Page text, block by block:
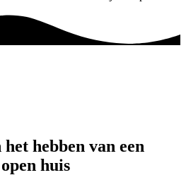
hebben van een
huis